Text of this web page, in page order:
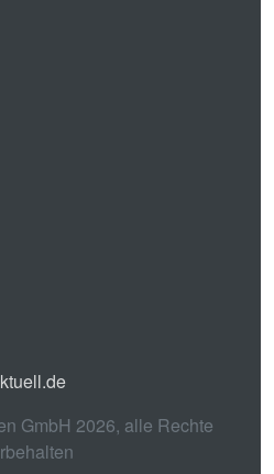
GmbH 2026, alle Rechte